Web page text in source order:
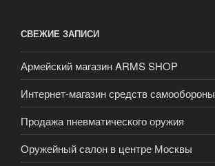
СВЕЖИЕ ЗАПИСИ
Армейский магазин ARMS SHOP
Интернет-магазин средств самообороны
Продажа пневматического оружия
Оружейный салон в центре Москвы